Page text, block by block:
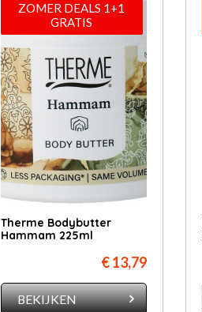
ZOMER DEALS 1+1
GRATIS
Therme Bodybutter
Hammam 225ml
€ 13,79
BEKIJKEN